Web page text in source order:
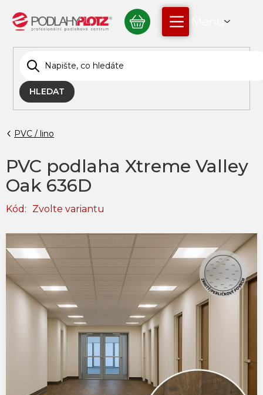
obsah
HLEDAT
NÁKUPNÍ
KOŠÍK
PVC / lino
PVC podlaha Xtreme Valley
Oak 636D
Kód: Zvolte variantu